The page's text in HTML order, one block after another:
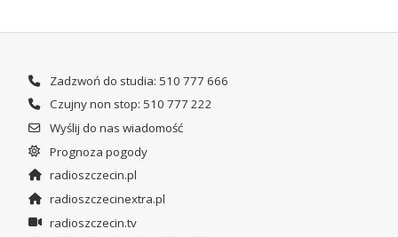
Zadzwoń do studia: 510 777 666
Czujny non stop: 510 777 222
Wyślij do nas wiadomość
Prognoza pogody
radioszczecin.pl
radioszczecinextra.pl
radioszczecin.tv